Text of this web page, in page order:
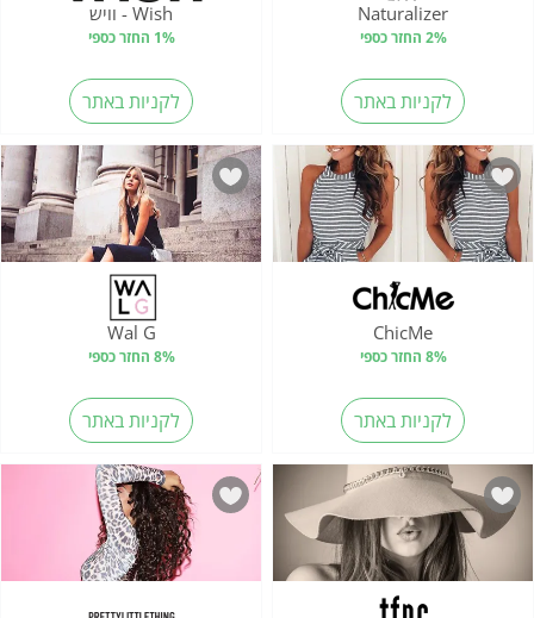
Naturalizer
2% החזר כספי
לקניות באתר
Wish - וויש
1% החזר כספי
לקניות באתר
ChicMe
8% החזר כספי
לקניות באתר
Wal G
8% החזר כספי
לקניות באתר